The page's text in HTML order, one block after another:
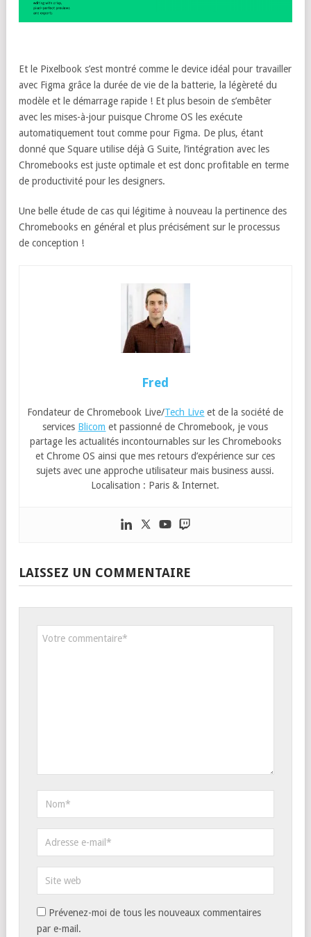
Et le Pixelbook s’est montré comme le device idéal pour travailler
avec Figma grâce la durée de vie de la batterie, la légèreté du
modèle et le démarrage rapide ! Et plus besoin de s’embêter
avec les mises-à-jour puisque Chrome OS les exécute
automatiquement tout comme pour Figma. De plus, étant
donné que Square utilise déjà G Suite, l’intégration avec les
Chromebooks est juste optimale et est donc profitable en terme
de productivité pour les designers.
Une belle étude de cas qui légitime à nouveau la pertinence des
Chromebooks en général et plus précisément sur le processus
de conception !
Fred
Fondateur de Chromebook Live/Tech Live et de la société de
services Blicom et passionné de Chromebook, je vous
partage les actualités incontournables sur les Chromebooks
et Chrome OS ainsi que mes retours d’expérience sur ces
sujets avec une approche utilisateur mais business aussi.
Localisation : Paris & Internet.
LAISSEZ UN COMMENTAIRE
Prévenez-moi de tous les nouveaux commentaires
par e-mail.